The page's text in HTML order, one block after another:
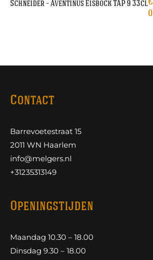
Schneider – Aventinus Eisbock TAP 9 33cl€
0
Contact
Barrevoetestraat 15
2011 WN Haarlem
info@melgers.nl
+31235313149
Openingstijden
Maandag 10.30 – 18.00
Dinsdag 9.30 – 18.00